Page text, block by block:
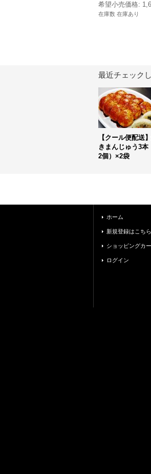
希望小売価格:
在庫数 在庫あり
最近チェック
【クール便配送
きまんじゅう3本
2個）×2袋
ホーム
新規登録はこちら
ショッピングカ
ログイン